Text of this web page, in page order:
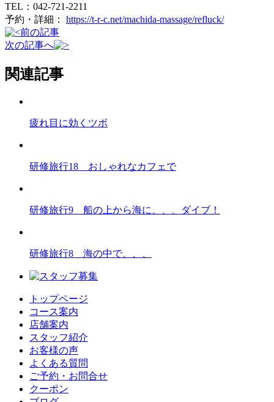
TEL：042-721-2211
予約・詳細： https://t-r-c.net/machida-massage/refluck/
前の記事
次の記事へ
関連記事
疲れ目に効くツボ
研修旅行18 おしゃれなカフェで
研修旅行9 船の上から海に、、、ダイブ！
研修旅行8 海の中で、、、
トップページ
コース案内
店舗案内
スタッフ紹介
お客様の声
よくある質問
ご予約・お問合せ
クーポン